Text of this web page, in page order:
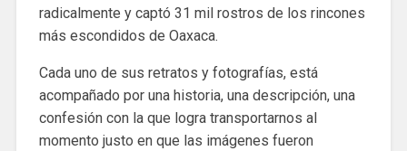
radicalmente y captó 31 mil rostros de los rincones
más escondidos de Oaxaca.
Cada uno de sus retratos y fotografías, está
acompañado por una historia, una descripción, una
confesión con la que logra transportarnos al
momento justo en que las imágenes fueron